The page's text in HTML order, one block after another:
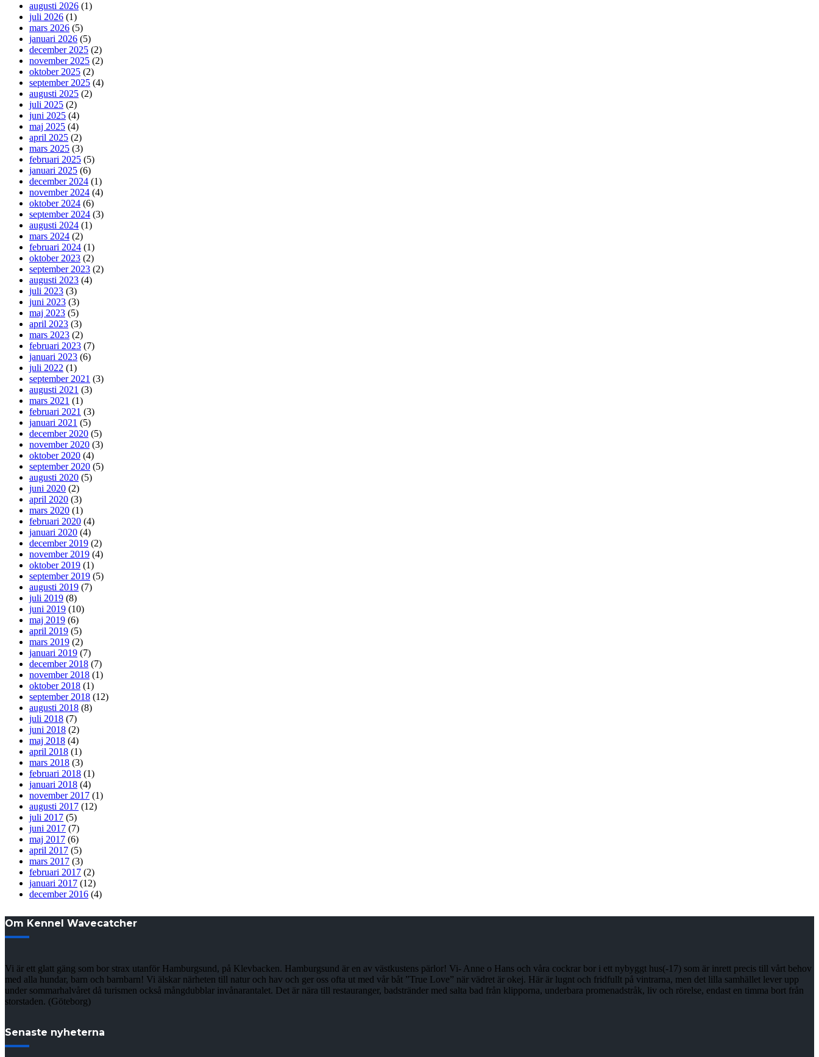
augusti 2026 (1)
juli 2026 (1)
mars 2026 (5)
januari 2026 (5)
december 2025 (2)
november 2025 (2)
oktober 2025 (2)
september 2025 (4)
augusti 2025 (2)
juli 2025 (2)
juni 2025 (4)
maj 2025 (4)
april 2025 (2)
mars 2025 (3)
februari 2025 (5)
januari 2025 (6)
december 2024 (1)
november 2024 (4)
oktober 2024 (6)
september 2024 (3)
augusti 2024 (1)
mars 2024 (2)
februari 2024 (1)
oktober 2023 (2)
september 2023 (2)
augusti 2023 (4)
juli 2023 (3)
juni 2023 (3)
maj 2023 (5)
april 2023 (3)
mars 2023 (2)
februari 2023 (7)
januari 2023 (6)
juli 2022 (1)
september 2021 (3)
augusti 2021 (3)
mars 2021 (1)
februari 2021 (3)
januari 2021 (5)
december 2020 (5)
november 2020 (3)
oktober 2020 (4)
september 2020 (5)
augusti 2020 (5)
juni 2020 (2)
april 2020 (3)
mars 2020 (1)
februari 2020 (4)
januari 2020 (4)
december 2019 (2)
november 2019 (4)
oktober 2019 (1)
september 2019 (5)
augusti 2019 (7)
juli 2019 (8)
juni 2019 (10)
maj 2019 (6)
april 2019 (5)
mars 2019 (2)
januari 2019 (7)
december 2018 (7)
november 2018 (1)
oktober 2018 (1)
september 2018 (12)
augusti 2018 (8)
juli 2018 (7)
juni 2018 (2)
maj 2018 (4)
april 2018 (1)
mars 2018 (3)
februari 2018 (1)
januari 2018 (4)
november 2017 (1)
augusti 2017 (12)
juli 2017 (5)
juni 2017 (7)
maj 2017 (6)
april 2017 (5)
mars 2017 (3)
februari 2017 (2)
januari 2017 (12)
december 2016 (4)
Om Kennel Wavecatcher
Vi är ett glatt gäng som bor strax utanför Hamburgsund, på Klevbacken. Hamburgsund är en av västkustens pärlor! Vi- Anne o Hans och våra cockrar bor i ett nybyggt hus(-17) som är inrett precis till vårt behov
med alla hundar, barn och barnbarn! Vi älskar närheten till natur och hav och ger oss ofta ut med vår båt ”True Love” när vädret är okej. Här är lugnt och fridfullt på vintrarna, men det lilla samhället lever upp
under sommarhalvåret då turismen också mångdubblar invånarantalet. Det är nära till restauranger, badstränder med salta bad från klipporna, underbara promenadstråk, liv och rörelse, endast en timma bort från
storstaden. (Göteborg)
Senaste nyheterna